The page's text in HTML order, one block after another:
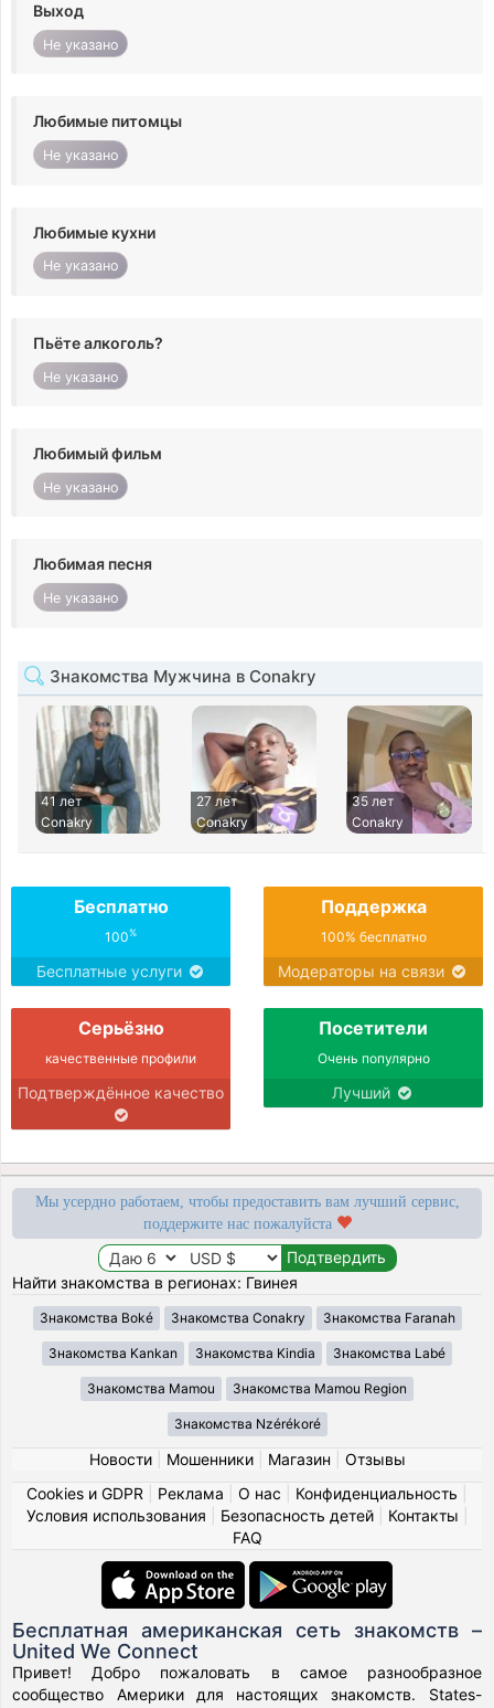
Выход
Не указано
Любимые питомцы
Не указано
Любимые кухни
Не указано
Пьёте алкоголь?
Не указано
Любимый фильм
Не указано
Любимая песня
Не указано
Знакомства Мужчина в Conakry
41 лет
Conakry
27 лет
Conakry
35 лет
Conakry
Бесплатно
100%
Бесплатные услуги
Поддержка
100% бесплатно
Модераторы на связи
Серьёзно
качественные профили
Подтверждённое качество
Посетители
Очень популярно
Лучший
Мы усердно работаем, чтобы предоставить вам лучший сервис,
поддержите нас пожалуйста
Найти знакомства в регионах: Гвинея
Знакомства Boké Знакомства Conakry Знакомства Faranah
Знакомства Kankan Знакомства Kindia Знакомства Labé
Знакомства Mamou Знакомства Mamou Region
Знакомства Nzérékoré
Новости| Мошенники| Магазин
Отзывы
Cookies и GDPR
Реклама О нас Конфиденциальность
Условия использования
Безопасность детей| Контакты
FAQ
Бесплатная американская сеть знакомств –
United We Connect
Привет! Добро пожаловать в самое разнообразное
сообщество Америки для настоящих знакомств. States-